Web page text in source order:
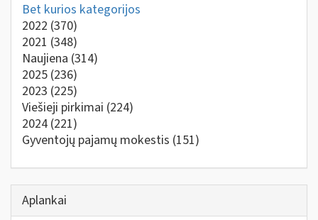
Bet kurios kategorijos
2022 (370)
2021 (348)
Naujiena (314)
2025 (236)
2023 (225)
Viešieji pirkimai (224)
2024 (221)
Gyventojų pajamų mokestis (151)
Aplankai